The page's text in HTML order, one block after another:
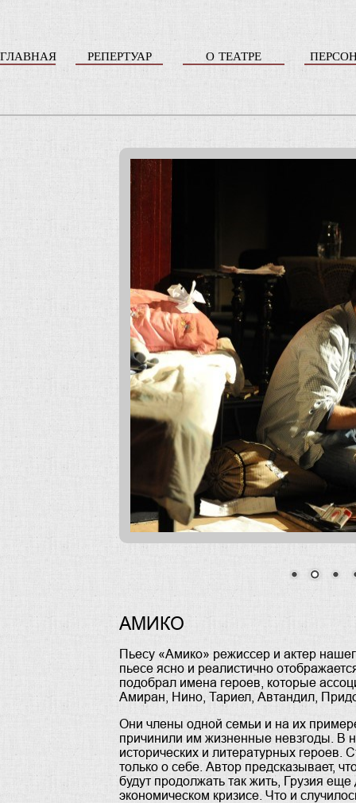
ГЛАВНАЯ РЕПЕРТУАР О ТЕАТРЕ
АМИКО
Пьесу «Амико» режиссер и актер
пьесе ясно и реалистично
подобрал имена героев, которые
Амиран, Нино, Тариел, Автандил,
Они члены одной семьи и на их
причинили им жизненные невзгоды. В
исторических и литературных
только о себе. Автор предсказывает,
будут продолжать так жить, Грузия
экономическом кризисе. Что и